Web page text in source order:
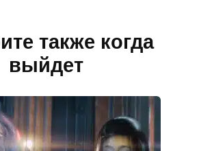
также когда
выйдет